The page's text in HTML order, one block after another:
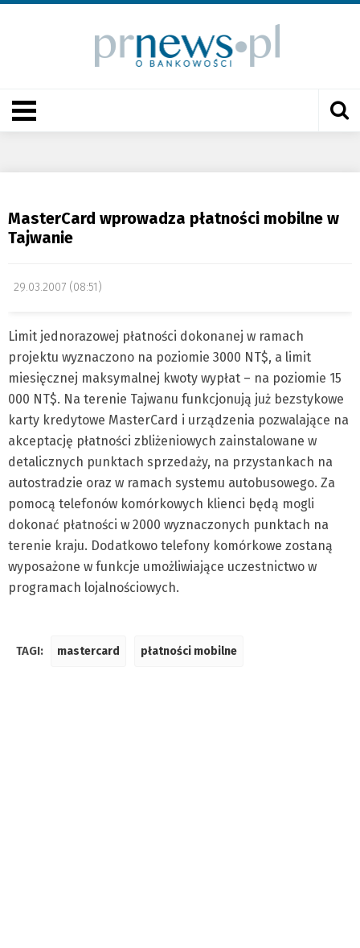
MasterCard wprowadza płatności mobilne w
Tajwanie
29.03.2007 (08:51)
Limit jednorazowej płatności dokonanej w ramach
projektu wyznaczono na poziomie 3000 NT$, a limit
miesięcznej maksymalnej kwoty wypłat – na poziomie 15
000 NT$. Na terenie Tajwanu funkcjonują już bezstykowe
karty kredytowe MasterCard i urządzenia pozwalające na
akceptację płatności zbliżeniowych zainstalowane w
detalicznych punktach sprzedaży, na przystankach na
autostradzie oraz w ramach systemu autobusowego. Za
pomocą telefonów komórkowych klienci będą mogli
dokonać płatności w 2000 wyznaczonych punktach na
terenie kraju. Dodatkowo telefony komórkowe zostaną
wyposażone w funkcje umożliwiające uczestnictwo w
programach lojalnościowych.
TAGI: mastercard płatności mobilne